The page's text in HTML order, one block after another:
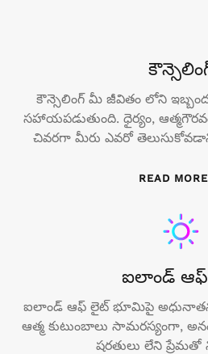
కౌన్సెలింగ్ మీ జీవితం లోని
సహాయపడుతుంది. ధైర్యం,
చివరగా మీరు ఎవరో
READ MORE
ఐలాండ్
ఐలాండ్ ఆఫ్ లైట్ భూమిపై అధునాతన
ఆత్మ కుటుంబాలు సామరస్యంగా,
షరతులు లేని